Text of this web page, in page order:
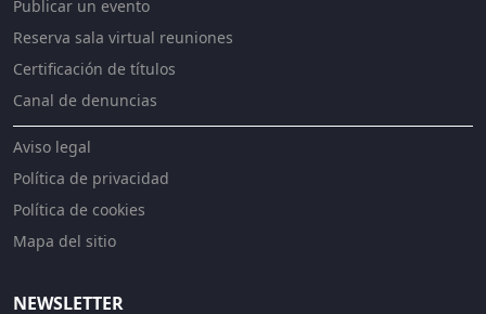
Publicar un evento
Reserva sala virtual reuniones
Certificación de títulos
Canal de denuncias
Aviso legal
Política de privacidad
Política de cookies
Mapa del sitio
NEWSLETTER